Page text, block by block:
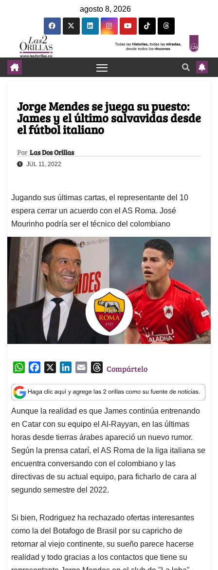
agosto 8, 2026
Jorge Mendes se juega su puesto:
James y el último salvavidas desde
el fútbol italiano
Por Las Dos Orillas
JUL 11, 2022
Jugando sus últimas cartas, el representante del 10
espera cerrar un acuerdo con el AS Roma. José
Mourinho podría ser el técnico del colombiano
W
a
t
s
A
p
p
c
e
b
o
o
k
n
k
e
d
I
n
a
i
l
T
r
e
a
d
s
Compártelo
Aunque la realidad es que James continúa entrenando
en Catar con su equipo el Al-Rayyan, en las últimas
horas desde tierras árabes apareció un nuevo rumor.
Según la prensa catarí, el AS Roma de la liga italiana se
encuentra conversando con el colombiano y las
directivas de su actual equipo, para ficharlo de cara al
segundo semestre del 2022.
Si bien, Rodriguez ha rechazado ofertas interesantes
como la del Botafogo de Brasil por su capricho de
retornar al viejo continente, su sueño parece hacerse
realidad y todo gracias a los contactos que tiene su